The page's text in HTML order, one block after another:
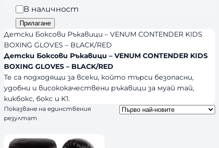
и
я
n
d
s
Н
а
л
и
ч
н
о
с
т
В наличност
Прилагане
Детски Боксови Ръкавици – VENUM CONTENDER KIDS
BOXING GLOVES – BLACK/RED
Детски Боксови Ръкавици – VENUM CONTENDER KIDS
BOXING GLOVES – BLACK/RED
Те са подходящи за всеки, който търси безопасни,
удобни и висококачествени ръкавици за муай тай,
кикбокс, бокс и K1.
Показване на единствения
резултат